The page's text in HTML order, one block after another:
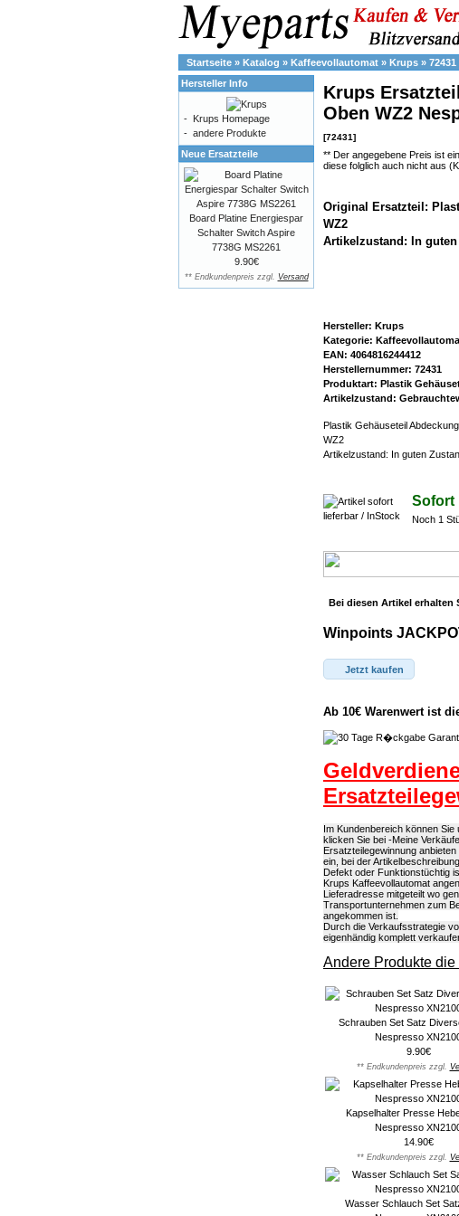
Startseite » Katalog » Kaffeevollautomat » Krups » 72431
Krups
Oben WZ2
[72431]
** Der angegebene Preis ist
diese folglich auch nicht aus
Original Ersatzteil:
WZ2
Artikelzustand: In
Hersteller: Krups
Kategorie:
EAN: 4064816244412
Herstellernummer: 72431
Produktart: Plastik
Artikelzustand:
Plastik Gehäuseteil
WZ2
Artikelzustand: In guten
Sofort
Noch 1
Bei diesen Artikel erhalten
Winpoints
Jetzt kaufen
Ab 10€ Warenwert ist
Im Kundenbereich können
klicken Sie bei -Meine
Ersatzteilegewinnung
ein, bei der
Defekt oder Funktionstüchtig
Krups Kaffeevollautomat
Lieferadresse mitgeteilt wo
Transportunternehmen zum
angekommen ist.
Durch die Verkaufsstrategie
eigenhändig komplett
Andere Produkte
Schrauben Set Satz
Nespresso
9.90€
** Endkundenpreis zzgl.
Kapselhalter Presse
Nespresso
14.90€
** Endkundenpreis zzgl.
Wasser Schlauch Set
Hersteller Info
- Krups Homepage
- andere Produkte
Neue Ersatzteile
Board Platine Energiespar
Schalter Switch Aspire
7738G MS2261
9.90€
** Endkundenpreis zzgl. Versand